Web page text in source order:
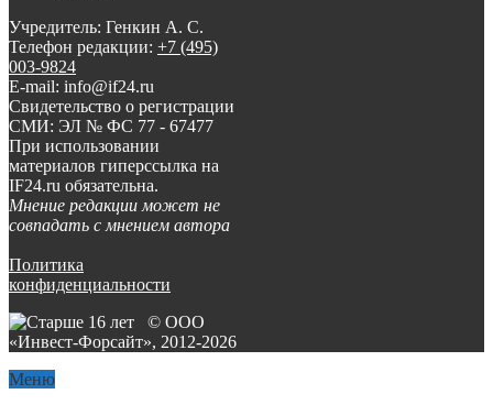
Учредитель: Генкин А. С.
Телефон редакции: +7 (495)
003-9824
E-mail: info@if24.ru
Свидетельство о регистрации
СМИ: ЭЛ № ФС 77 - 67477
При использовании
материалов гиперссылка на
IF24.ru обязательна.
Мнение редакции может не
совпадать с мнением автора
Политика
конфиденциальности
© ООО
«Инвест-Форсайт», 2012-2026
Меню